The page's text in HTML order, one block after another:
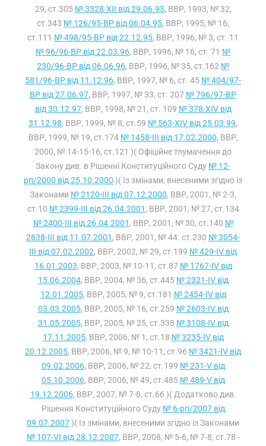
29, ст.305 № 3328-XII від 29.06.93, ВВР, 1993, № 32,
ст.343 № 126/95-ВР від 06.04.95, ВВР, 1995, № 16,
ст.111 № 498/95-ВР від 22.12.95, ВВР, 1996, № 3, ст. 11
№ 96/96-ВР від 22.03.96, ВВР, 1996, № 16, ст. 71 №
230/96-ВР від 06.06.96, ВВР, 1996, № 35, ст.162 №
581/96-ВР від 11.12.96, ВВР, 1997, № 6, ст. 45 № 404/97-
ВР від 27.06.97, ВВР, 1997, № 33, ст. 207 № 796/97-ВР
від 30.12.97, ВВР, 1998, № 21, ст. 109 № 378-XIV від
31.12.98, ВВР, 1999, № 8, ст.59 № 563-XIV від 25.03.99,
ВВР, 1999, № 19, ст.174 № 1458-III від 17.02.2000, ВВР,
2000, № 14-15-16, ст.121 )( Офіційне тлумачення до
Закону див. в Рішенні Конституційного Суду № 12-
рп/2000 від 25.10.2000 )( Із змінами, внесеними згідно із
Законами № 2120-III від 07.12.2000, ВВР, 2001, № 2-3,
ст.10 № 2399-III від 26.04.2001 , ВВР, 2001, № 27, ст.134
№ 2400-III від 26.04.2001 , ВВР, 2001, № 30, ст.140 №
2638-III від 11.07.2001 , ВВР, 2001, № 44. ст.230 № 3054-
III від 07.02.2002, ВВР, 2002, № 29, ст.199 № 429-IV від
16.01.2003, ВВР, 2003, № 10-11, ст.87 № 1767-IV від
15.06.2004, ВВР, 2004, № 36, ст.445 № 2321-IV від
12.01.2005, ВВР, 2005, № 9, ст.181 № 2454-IV від
03.03.2005, ВВР, 2005, № 16, ст.259 № 2603-IV від
31.05.2005, ВВР, 2005, № 25, ст.338 № 3108-IV від
17.11.2005, ВВР, 2006, № 1, ст.18 № 3235-IV від
20.12.2005, ВВР, 2006, № 9, № 10-11, ст.96 № 3421-IV від
09.02.2006, ВВР, 2006, № 22, ст.199 № 231-V від
05.10.2006, ВВР, 2006, № 49, ст.485 № 489-V від
19.12.2006, ВВР, 2007, № 7-8, ст.66 )( Додатково див.
Рішення Конституційного Суду № 6-рп/2007 від
09.07.2007)( Із змінами, внесеними згідно із Законами
№ 107-VI від 28.12.2007, ВВР, 2008, № 5-6, № 7-8, ст.78 -